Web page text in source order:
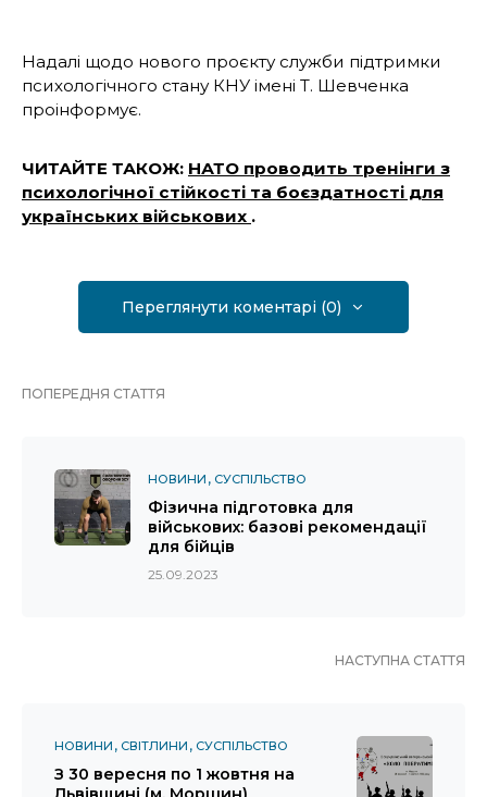
Надалі щодо нового проєкту служби підтримки
психологічного стану КНУ імені Т. Шевченка
проінформує.
ЧИТАЙТЕ ТАКОЖ: НАТО проводить тренінги з
психологічної стійкості та боєздатності для
українських військових .
Переглянути коментарі (0)
ПОПЕРЕДНЯ СТАТТЯ
НОВИНИ СУСПІЛЬСТВО
Фізична підготовка для
військових: базові рекомендації
для бійців
25.09.2023
НАСТУПНА СТАТТЯ
НОВИНИ СВІТЛИНИ СУСПІЛЬСТВО
З 30 вересня по 1 жовтня на